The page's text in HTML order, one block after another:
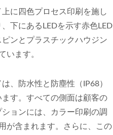
に四色プロセス印刷を施し
下にあるLEDを示す赤色LED
ンとプラスチックハウジン
います。
、防水性と防塵性（IP68）
す。すべての側面は顧客の
ョンには、カラー印刷の調
が含まれます。さらに、この